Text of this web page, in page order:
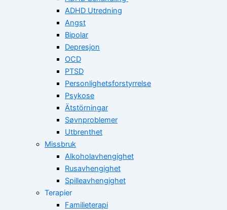
ADHD Utredning
Angst
Bipolar
Depresjon
OCD
PTSD
Personlighetsforstyrrelse
Psykose
Ätstörningar
Søvnproblemer
Utbrenthet
Missbruk
Alkoholavhengighet
Rusavhengighet
Spilleavhengighet
Terapier
Familieterapi